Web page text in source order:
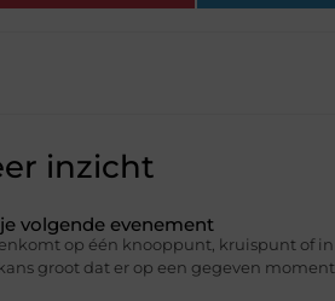
inzicht
volgende evenement
op één knooppunt, kruispunt of in
groot dat er op een gegeven moment